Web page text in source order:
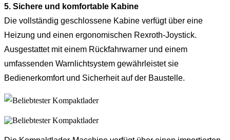
5. Sichere und komfortable Kabine
Die vollständig geschlossene Kabine verfügt über eine
Heizung und einen ergonomischen Rexroth-Joystick.
Ausgestattet mit einem Rückfahrwarner und einem
umfassenden Warnlichtsystem gewährleistet sie
Bedienerkomfort und Sicherheit auf der Baustelle.